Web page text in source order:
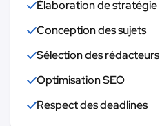
Élaboration de stratégie
Conception des sujets
Sélection des rédacteurs
Optimisation SEO
Respect des deadlines